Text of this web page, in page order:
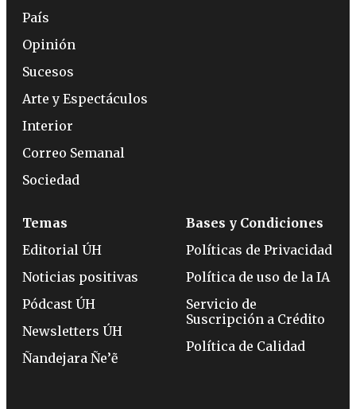
País
Opinión
Sucesos
Arte y Espectáculos
Interior
Correo Semanal
Sociedad
Temas
Editorial ÚH
Noticias positivas
Pódcast ÚH
Newsletters ÚH
Ñandejara Ñe’ẽ
Bases y Condiciones
Políticas de Privacidad
Política de uso de la IA
Servicio de
Suscripción a Crédito
Política de Calidad